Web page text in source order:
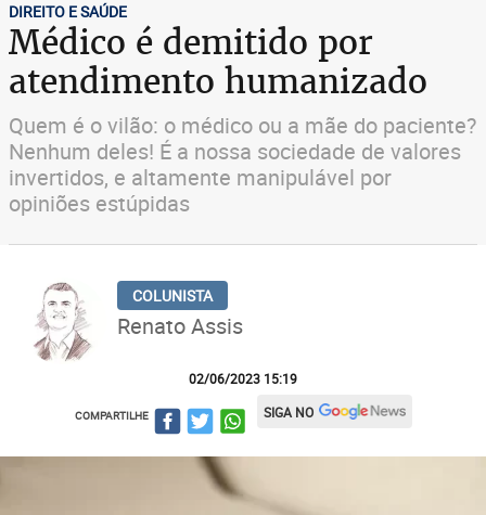
DIREITO E SAÚDE
Médico é demitido por
atendimento humanizado
Quem é o vilão: o médico ou a mãe do paciente?
Nenhum deles! É a nossa sociedade de valores
invertidos, e altamente manipulável por
opiniões estúpidas
Renato Assis
02/06/2023 15:19
COMPARTILHE SIGA NO